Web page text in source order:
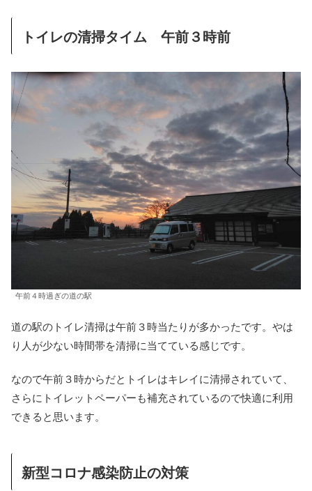
トイレの清掃タイム 午前３時前
午前４時過ぎの道の駅
道の駅のトイレ清掃は午前３時当たりが多かったです。やは
り人が少ない時間帯を清掃に当てている感じです。
なので午前３時からだとトイレはキレイに清掃されていて、
さらにトイレットペーパーも補充されているので快適に利用
できると思います。
新型コロナ感染防止の対策